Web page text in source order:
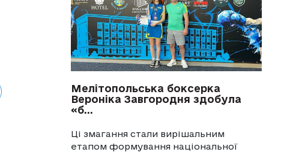
Мелітопольська боксерка
Вероніка Завгородня здобула
«б...
Ці змагання стали вирішальним
етапом формування національної